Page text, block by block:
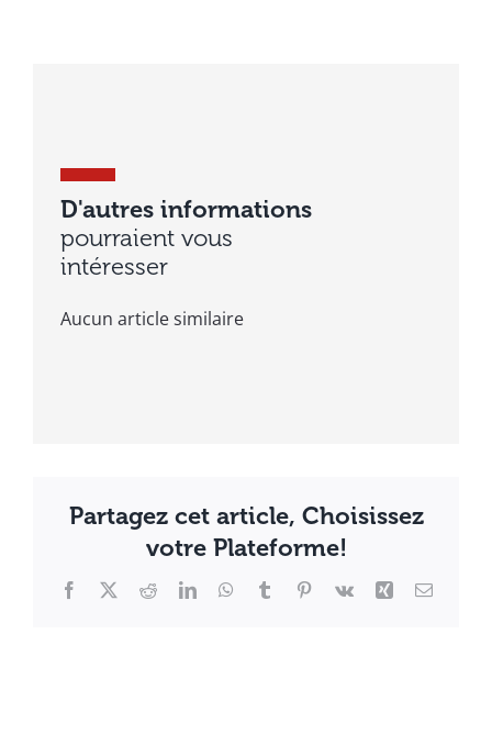
D'autres informations
pourraient vous
intéresser
Aucun article similaire
Partagez cet article, Choisissez
votre Plateforme!
Facebook
X RedditLinkedInWhatsApp
TumblrPinterest
Vk Xing Email